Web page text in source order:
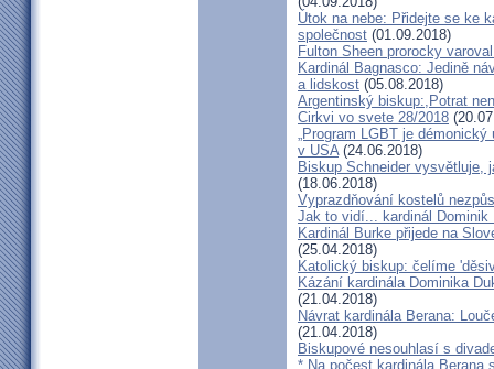
Útok na nebe: Přidejte se ke
společnost (01.09.2018)
Fulton Sheen prorocky
Kardinál Bagnasco: Jedině
a lidskost (05.08.2018)
Argentinský biskup:,Potrat
Cirkvi vo svete 28/2018
„Program LGBT je
v USA(24.06.2018)
Biskup Schneider vysvětluje,
(18.06.2018)
Vyprazdňování kostelů
Jak to vidí... kardinál Dominik
Kardinál Burke přijede na
(25.04.2018)
Katolický biskup: čelíme
Kázání kardinála Dominika
(21.04.2018)
Návrat kardinála Berana:
(21.04.2018)
Biskupové nesouhlasí s
* Na počest kardinála